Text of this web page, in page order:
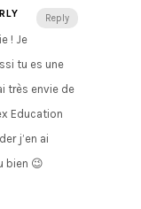
Reply
! Je
tu es une
très envie de
Education
j’en ai
bien 😉